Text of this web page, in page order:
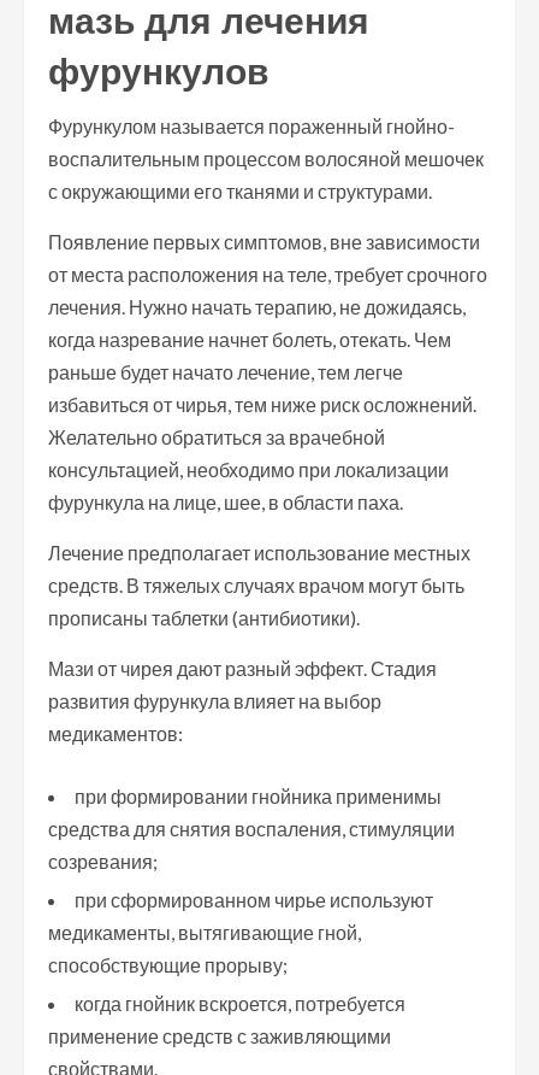
мазь для лечения
фурункулов
Фурункулом называется пораженный гнойно-
воспалительным процессом волосяной мешочек
с окружающими его тканями и структурами.
Появление первых симптомов, вне зависимости
от места расположения на теле, требует срочного
лечения. Нужно начать терапию, не дожидаясь,
когда назревание начнет болеть, отекать. Чем
раньше будет начато лечение, тем легче
избавиться от чирья, тем ниже риск осложнений.
Желательно обратиться за врачебной
консультацией, необходимо при локализации
фурункула на лице, шее, в области паха.
Лечение предполагает использование местных
средств. В тяжелых случаях врачом могут быть
прописаны таблетки (антибиотики).
Мази от чирея дают разный эффект. Стадия
развития фурункула влияет на выбор
медикаментов:
при формировании гнойника применимы
средства для снятия воспаления, стимуляции
созревания;
при сформированном чирье используют
медикаменты, вытягивающие гной,
способствующие прорыву;
когда гнойник вскроется, потребуется
применение средств с заживляющими
свойствами.